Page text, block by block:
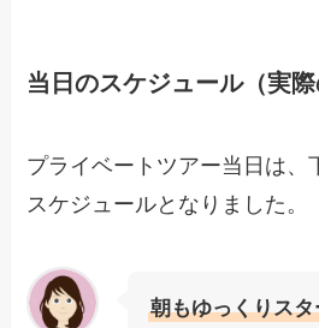
当日のスケジュール（実際
プライベートツアー当日は、
スケジュールとなりました。
朝もゆっくりス